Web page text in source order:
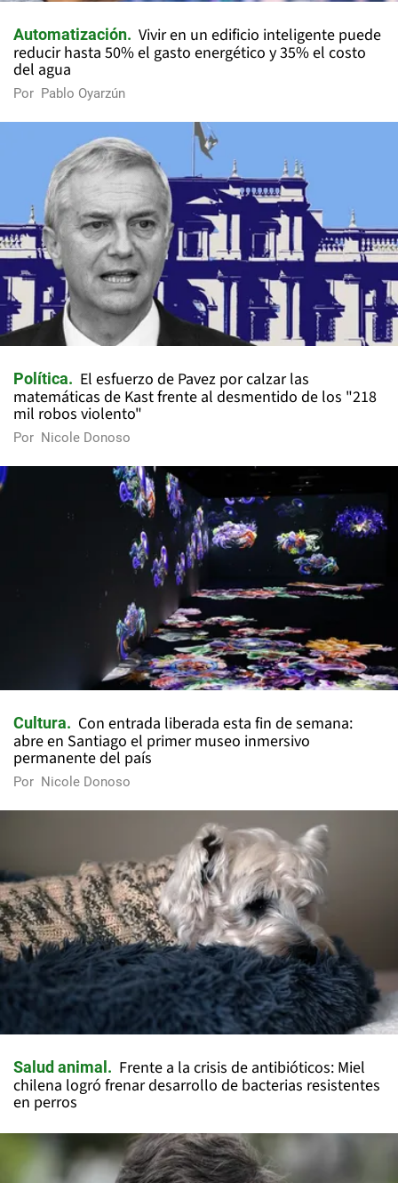
Automatización
Vivir en un edificio inteligente puede
reducir hasta 50% el gasto energético y 35% el costo
del agua
Por Pablo Oyarzún
Política
El esfuerzo de Pavez por calzar las
matemáticas de Kast frente al desmentido de los "218
mil robos violento"
Por Nicole Donoso
Cultura
Con entrada liberada esta fin de semana:
abre en Santiago el primer museo inmersivo
permanente del país
Por Nicole Donoso
Salud animal
Frente a la crisis de antibióticos: Miel
chilena logró frenar desarrollo de bacterias resistentes
en perros